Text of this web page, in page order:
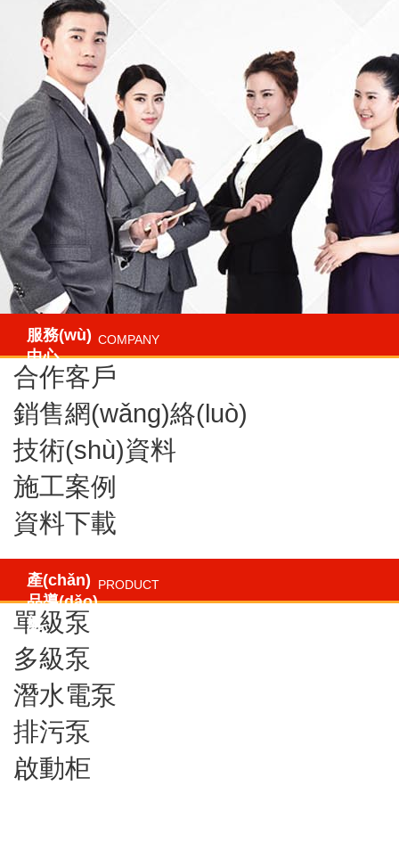
服務(wù)
中心
COMPANY
合作客戶
銷售網(wǎng)絡(luò)
技術(shù)資料
施工案例
資料下載
產(chǎn)
品導(dǎo)
航
PRODUCT
單級泵
多級泵
潛水電泵
排污泵
啟動柜